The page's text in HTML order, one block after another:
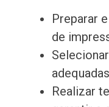
Preparar
de
adequadas
Realizar